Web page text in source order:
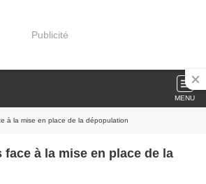
Publicité
MENU
à la mise en place de la dépopulation
face à la mise en place de la